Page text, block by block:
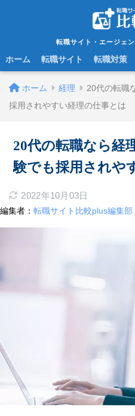
転職サイト・エージェ
ホーム 転職サイト 転職対策
ホーム 経理
20代の転職
採用されやすい経理の仕事とは
20代の転職なら経
験でも採用されや
2022年10月03日
編集者： 転職サイト比較plus編集部